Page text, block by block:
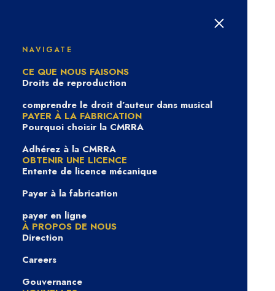
NAVIGATE
CE QUE NOUS FAISONS
Droits de reproduction
comprendre le droit d’auteur dans musical
PAYER À LA FABRICATION
Pourquoi choisir la CMRRA
Adhérez à la CMRRA
OBTENIR UNE LICENCE
Entente de licence mécanique
Payer à la fabrication
payer en ligne
À PROPOS DE NOUS
Direction
Careers
Gouvernance